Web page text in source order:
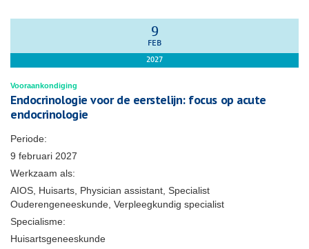
9
FEB
2027
Vooraankondiging
Endocrinologie voor de eerstelijn: focus op acute
endocrinologie
Periode:
9 februari 2027
Werkzaam als:
AIOS, Huisarts, Physician assistant, Specialist
Ouderengeneeskunde, Verpleegkundig specialist
Specialisme:
Huisartsgeneeskunde